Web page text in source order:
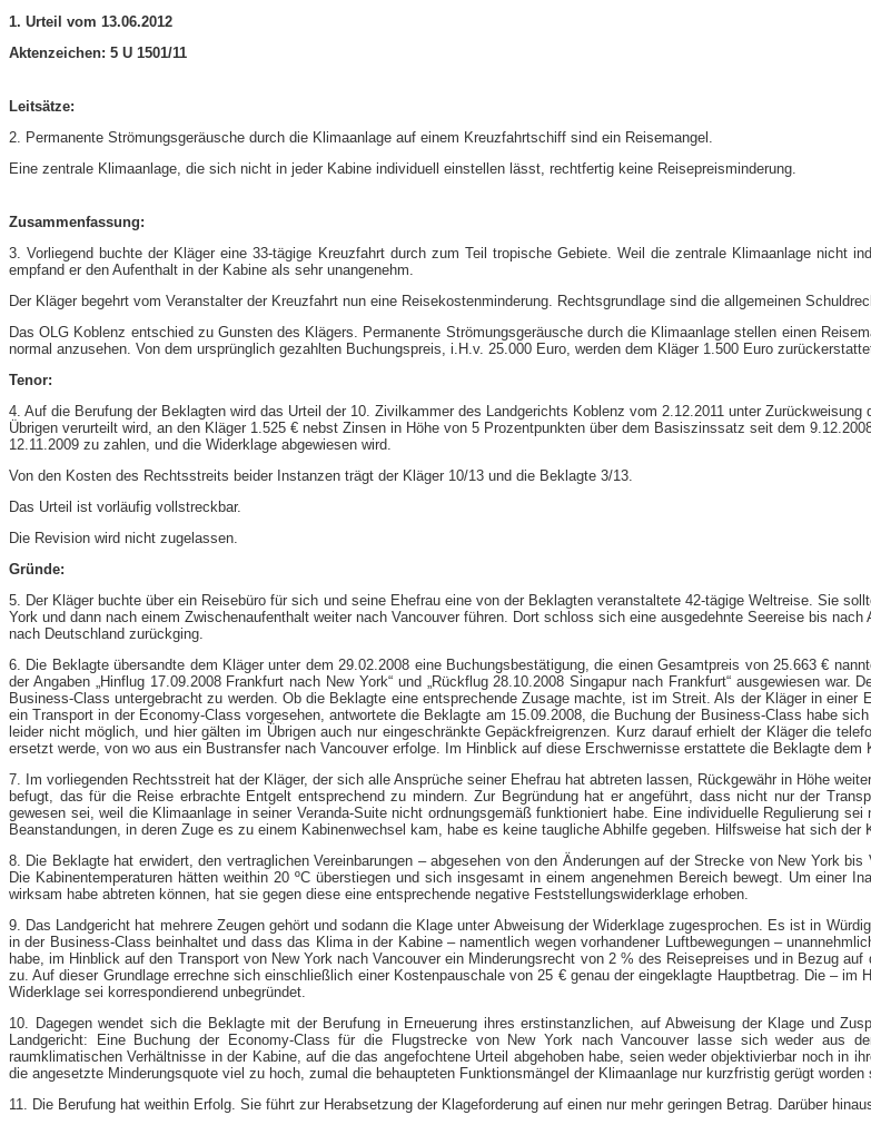
1. Urteil vom 13.06.2012
Aktenzeichen: 5 U 1501/11
Leitsätze:
2. Permanente Strömungsgeräusche durch die Klimaanlage auf einem Kreuzfahrtschiff sind ein Reisemangel.
Eine zentrale Klimaanlage, die sich nicht in jeder Kabine individuell einstellen lässt, rechtfertig keine Reisepreisminderung.
Zusammenfassung:
3. Vorliegend buchte der Kläger eine 33-tägige Kreuzfahrt durch zum Teil tropische Gebiete. Weil die zentrale Klimaanlage nicht
empfand er den Aufenthalt in der Kabine als sehr unangenehm.
Der Kläger begehrt vom Veranstalter der Kreuzfahrt nun eine Reisekostenminderung. Rechtsgrundlage sind die allgemeinen
Das OLG Koblenz entschied zu Gunsten des Klägers. Permanente Strömungsgeräusche durch die Klimaanlage stellen einen
normal anzusehen. Von dem ursprünglich gezahlten Buchungspreis, i.H.v. 25.000 Euro, werden dem Kläger 1.500 Euro
Tenor:
4. Auf die Berufung der Beklagten wird das Urteil der 10. Zivilkammer des Landgerichts Koblenz vom 2.12.2011 unter
Übrigen verurteilt wird, an den Kläger 1.525 € nebst Zinsen in Höhe von 5 Prozentpunkten über dem Basiszinssatz seit dem
12.11.2009 zu zahlen, und die Widerklage abgewiesen wird.
Von den Kosten des Rechtsstreits beider Instanzen trägt der Kläger 10/13 und die Beklagte 3/13.
Das Urteil ist vorläufig vollstreckbar.
Die Revision wird nicht zugelassen.
Gründe:
5. Der Kläger buchte über ein Reisebüro für sich und seine Ehefrau eine von der Beklagten veranstaltete 42-​tägige Weltreise. Sie
York und dann nach einem Zwischenaufenthalt weiter nach Vancouver führen. Dort schloss sich eine ausgedehnte Seereise bis
nach Deutschland zurückging.
6. Die Beklagte übersandte dem Kläger unter dem 29.02.2008 eine Buchungsbestätigung, die einen Gesamtpreis von 25.663 €
der Angaben „Hinflug 17.09.2008 Frankfurt nach New York“ und „Rückflug 28.10.2008 Singapur nach Frankfurt“ ausgewiesen
Business-​Class untergebracht zu werden. Ob die Beklagte eine entsprechende Zusage machte, ist im Streit. Als der Kläger in
ein Transport in der Economy-​Class vorgesehen, antwortete die Beklagte am 15.09.2008, die Buchung der Business-​Class habe
leider nicht möglich, und hier gälten im Übrigen auch nur eingeschränkte Gepäckfreigrenzen. Kurz darauf erhielt der Kläger die
ersetzt werde, von wo aus ein Bustransfer nach Vancouver erfolge. Im Hinblick auf diese Erschwernisse erstattete die Beklagte dem
7. Im vorliegenden Rechtsstreit hat der Kläger, der sich alle Ansprüche seiner Ehefrau hat abtreten lassen, Rückgewähr in Höhe
befugt, das für die Reise erbrachte Entgelt entsprechend zu mindern. Zur Begründung hat er angeführt, dass nicht nur der
gewesen sei, weil die Klimaanlage in seiner Veranda-​Suite nicht ordnungsgemäß funktioniert habe. Eine individuelle Regulierung
Beanstandungen, in deren Zuge es zu einem Kabinenwechsel kam, habe es keine taugliche Abhilfe gegeben. Hilfsweise hat sich der
8. Die Beklagte hat erwidert, den vertraglichen Vereinbarungen – abgesehen von den Änderungen auf der Strecke von New York
Die Kabinentemperaturen hätten weithin 20 ºC überstiegen und sich insgesamt in einem angenehmen Bereich bewegt. Um einer
wirksam habe abtreten können, hat sie gegen diese eine entsprechende negative Feststellungswiderklage erhoben.
9. Das Landgericht hat mehrere Zeugen gehört und sodann die Klage unter Abweisung der Widerklage zugesprochen. Es ist in
in der Business-​Class beinhaltet und dass das Klima in der Kabine – namentlich wegen vorhandener Luftbewegungen –
habe, im Hinblick auf den Transport von New York nach Vancouver ein Minderungsrecht von 2 % des Reisepreises und in Bezug
zu. Auf dieser Grundlage errechne sich einschließlich einer Kostenpauschale von 25 € genau der eingeklagte Hauptbetrag. Die –
Widerklage sei korrespondierend unbegründet.
10. Dagegen wendet sich die Beklagte mit der Berufung in Erneuerung ihres erstinstanzlichen, auf Abweisung der Klage und
Landgericht: Eine Buchung der Economy-​Class für die Flugstrecke von New York nach Vancouver lasse sich weder aus
raumklimatischen Verhältnisse in der Kabine, auf die das angefochtene Urteil abgehoben habe, seien weder objektivierbar noch in
die angesetzte Minderungsquote viel zu hoch, zumal die behaupteten Funktionsmängel der Klimaanlage nur kurzfristig gerügt worden
11. Die Berufung hat weithin Erfolg. Sie führt zur Herabsetzung der Klageforderung auf einen nur mehr geringen Betrag. Darüber